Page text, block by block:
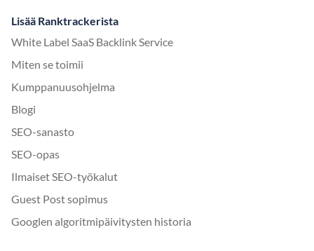
Lisää Ranktrackerista
White Label SaaS Backlink Service
Miten se toimii
Kumppanuusohjelma
Blogi
SEO-sanasto
SEO-opas
Ilmaiset SEO-työkalut
Guest Post sopimus
Googlen algoritmipäivitysten historia